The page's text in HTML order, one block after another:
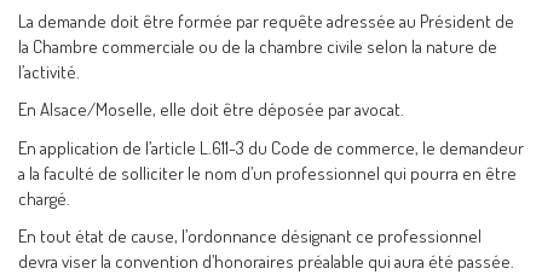
La demande doit être formée par requête adressée au Président de
la Chambre commerciale ou de la chambre civile selon la nature de
l’activité.
En Alsace/Moselle, elle doit être déposée par avocat.
En application de l’article L.611-3 du Code de commerce, le demandeur
a la faculté de solliciter le nom d’un professionnel qui pourra en être
chargé.
En tout état de cause, l’ordonnance désignant ce professionnel
devra viser la convention d’honoraires préalable qui aura été passée.